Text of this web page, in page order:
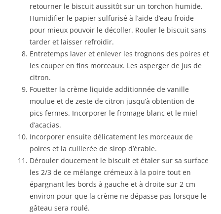
retourner le biscuit aussitôt sur un torchon humide.
Humidifier le papier sulfurisé à l’aide d’eau froide
pour mieux pouvoir le décoller. Rouler le biscuit sans
tarder et laisser refroidir.
Entretemps laver et enlever les trognons des poires et
les couper en fins morceaux. Les asperger de jus de
citron.
Fouetter la crème liquide additionnée de vanille
moulue et de zeste de citron jusqu’à obtention de
pics fermes. Incorporer le fromage blanc et le miel
d’acacias.
Incorporer ensuite délicatement les morceaux de
poires et la cuillerée de sirop d’érable.
Dérouler doucement le biscuit et étaler sur sa surface
les 2/3 de ce mélange crémeux à la poire tout en
épargnant les bords à gauche et à droite sur 2 cm
environ pour que la crème ne dépasse pas lorsque le
gâteau sera roulé.